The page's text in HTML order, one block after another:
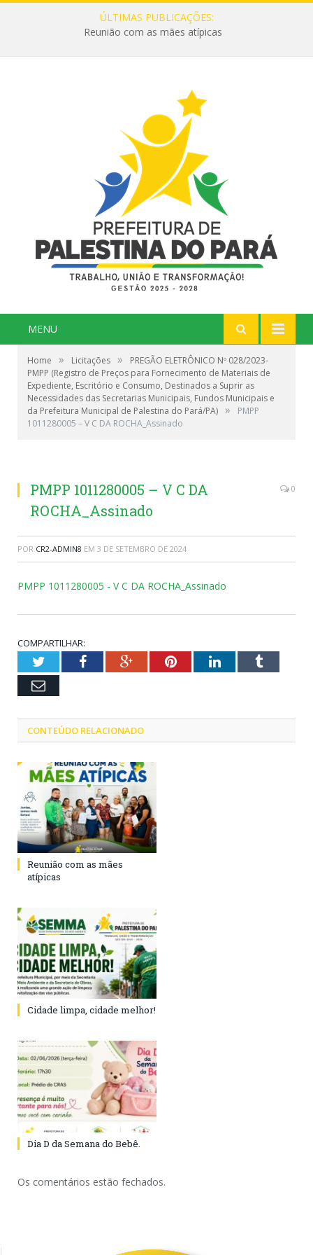
ÚLTIMAS PUBLICAÇÕES:
Reunião com as mães atípicas
MENU
Home » Licitações »
PREGÃO ELETRÔNICO Nº 028/2023-
PMPP (Registro de Preços para Fornecimento de Materiais de
Expediente, Escritório e Consumo, Destinados a Suprir as
Necessidades das Secretarias Municipais, Fundos Municipais e
da Prefeitura Municipal de Palestina do Pará/PA) »
PMPP
1011280005 – V C DA ROCHA_Assinado
PMPP 1011280005 – V C DA
ROCHA_Assinado
0
POR CR2-ADMIN8 EM 3 DE SETEMBRO DE 2024
PMPP 1011280005 - V C DA ROCHA_Assinado
COMPARTILHAR:
TwitterFacebookGoogle+PinterestLinkedInTumblr
Email
CONTEÚDO RELACIONADO
Reunião com as mães
atípicas
Cidade limpa, cidade melhor!
Dia D da Semana do Bebê.
Os comentários estão fechados.